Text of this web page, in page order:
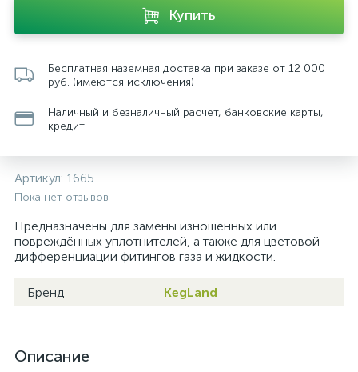
Купить
Бесплатная наземная доставка при заказе от 12 000
руб. (имеются исключения)
Наличный и безналичный расчет, банковские карты,
кредит
Артикул: 1665
Пока нет отзывов
Предназначены для замены изношенных или
повреждённых уплотнителей, а также для цветовой
дифференциации фитингов газа и жидкости.
Бренд KegLand
Описание